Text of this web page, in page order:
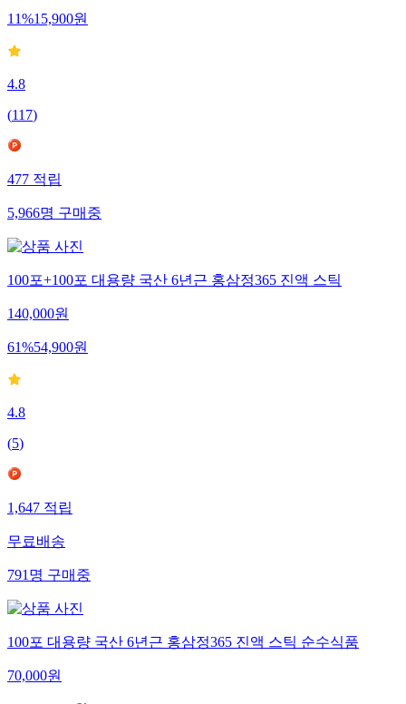
11%15,900원
4.8
(117)
477적립
5,966명구매중
100포+100포 대용량 국산 6년근 홍삼정365 진액 스틱
140,000원
61%54,900원
4.8
(5)
1,647적립
무료배송
791명구매중
100포 대용량 국산 6년근 홍삼정365 진액 스틱 순수식품
70,000원